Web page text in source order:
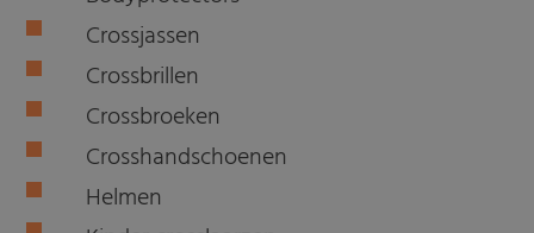
Crossjassen
Crossbrillen
Crossbroeken
Crosshandschoenen
Helmen